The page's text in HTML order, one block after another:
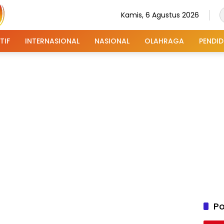
Kamis, 6 Agustus 2026
INTERNASIONAL NASIONAL OLAHRAGA